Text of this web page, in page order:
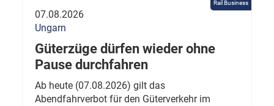
Rail Business
07.08.2026
Ungarn
Güterzüge dürfen wieder ohne
Pause durchfahren
Ab heute (07.08.2026) gilt das
Abendfahrverbot für den Güterverkehr im